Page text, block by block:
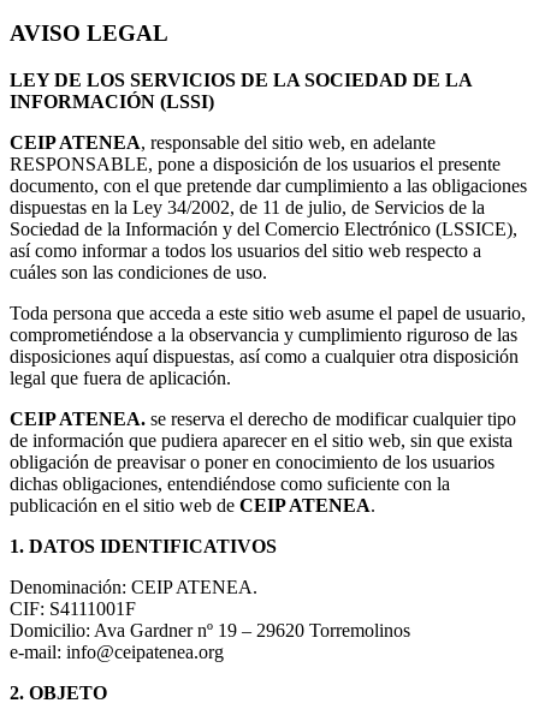
AVISO LEGAL
LEY DE LOS SERVICIOS DE LA SOCIEDAD DE LA
INFORMACIÓN (LSSI)
CEIP ATENEA, responsable del sitio web, en adelante
RESPONSABLE, pone a disposición de los usuarios el presente
documento, con el que pretende dar cumplimiento a las obligaciones
dispuestas en la Ley 34/2002, de 11 de julio, de Servicios de la
Sociedad de la Información y del Comercio Electrónico (LSSICE),
así como informar a todos los usuarios del sitio web respecto a
cuáles son las condiciones de uso.
Toda persona que acceda a este sitio web asume el papel de usuario,
comprometiéndose a la observancia y cumplimiento riguroso de las
disposiciones aquí dispuestas, así como a cualquier otra disposición
legal que fuera de aplicación.
CEIP ATENEA. se reserva el derecho de modificar cualquier tipo
de información que pudiera aparecer en el sitio web, sin que exista
obligación de preavisar o poner en conocimiento de los usuarios
dichas obligaciones, entendiéndose como suficiente con la
publicación en el sitio web de CEIP ATENEA.
1. DATOS IDENTIFICATIVOS
Denominación: CEIP ATENEA.
CIF: S4111001F
Domicilio: Ava Gardner nº 19 – 29620 Torremolinos
e-mail: info@ceipatenea.org
2. OBJETO